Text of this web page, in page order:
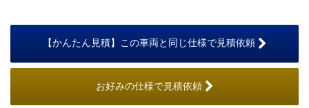
【かんたん見積】この車両と同じ仕様で見積依頼
お好みの仕様で見積依頼